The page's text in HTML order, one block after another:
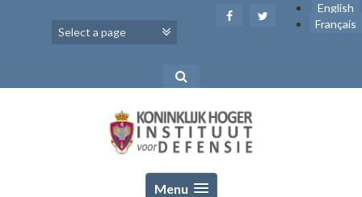
English
Français
Menu